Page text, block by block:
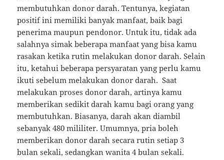
membutuhkan donor darah. Tentunya, kegiatan
positif ini memiliki banyak manfaat, baik bagi
penerima maupun pendonor. Untuk itu, tidak ada
salahnya simak beberapa manfaat yang bisa kamu
rasakan ketika rutin melakukan donor darah. Selain
itu, ketahui beberapa persyaratan yang perlu kamu
ikuti sebelum melakukan donor darah. Saat
melakukan proses donor darah, artinya kamu
memberikan sedikit darah kamu bagi orang yang
membutuhkan. Biasanya, darah akan diambil
sebanyak 480 mililiter. Umumnya, pria boleh
memberikan donor darah secara rutin setiap 3
bulan sekali, sedangkan wanita 4 bulan sekali.